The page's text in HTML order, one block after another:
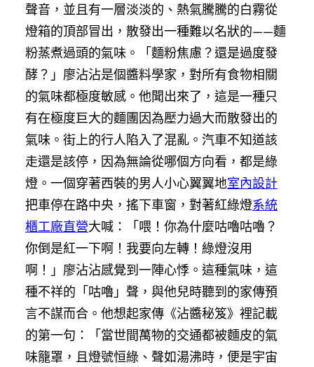
聲音，並且有一層淡淡的、熱氣騰騰的白霧從
燈箱的頂部冒出，散發出一種難以名狀的——麵
粉蒸煮過頭的氣味。「麵粉焦慮？還是過度發
酵？」廖沾沾是個醬料學家，對所有食物相關
的氣味都極度敏感。他聞出來了，這是一種只
有在極度巨大的麵團因為壓力過大而散發出的
氣味。街上的行人陷入了混亂。汽車不知道該
走還是該停，因為無論從哪個方向看，都是綠
燈。一個穿著西裝的男人小心翼翼地室內設計
把車停在路中央，搖下車窗，對著紅綠燈系統
櫃工廠直營大喊：「喂！你為什麼咕嚕咕嚕？
你倒是紅一下啊！我要向左轉！綠燈沒用
啊！」廖沾沾感覺到一陣心悸。這種氣味，這
種不祥的「咕嚕」聲，與他兒時聽到的家傳預
言不謀而合。他想起家傳《沾醬秘笈》裡記載
的第一句：「當世間萬物的交通都被麵皮的氣
味籠罩，且燈號恒綠、聲如湯沸時，便是宇宙